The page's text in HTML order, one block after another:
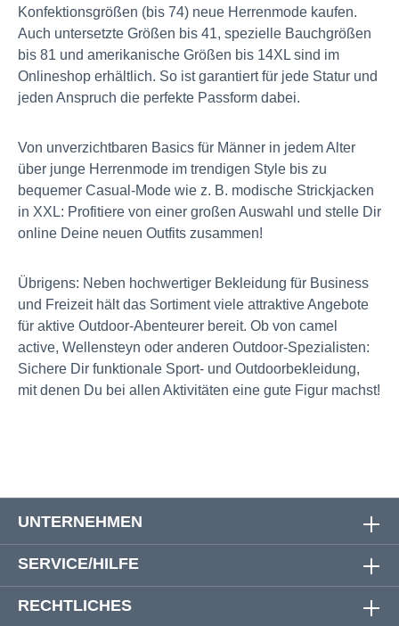
Konfektionsgrößen (bis 74) neue Herrenmode kaufen.
Auch untersetzte Größen bis 41, spezielle Bauchgrößen
bis 81 und amerikanische Größen bis 14XL sind im
Onlineshop erhältlich. So ist garantiert für jede Statur und
jeden Anspruch die perfekte Passform dabei.
Von unverzichtbaren Basics für Männer in jedem Alter
über junge Herrenmode im trendigen Style bis zu
bequemer Casual-Mode wie z. B. modische Strickjacken
in XXL: Profitiere von einer großen Auswahl und stelle Dir
online Deine neuen Outfits zusammen!
Übrigens: Neben hochwertiger Bekleidung für Business
und Freizeit hält das Sortiment viele attraktive Angebote
für aktive Outdoor-Abenteurer bereit. Ob von camel
active, Wellensteyn oder anderen Outdoor-Spezialisten:
Sichere Dir funktionale Sport- und Outdoorbekleidung,
mit denen Du bei allen Aktivitäten eine gute Figur machst!
UNTERNEHMEN
SERVICE/HILFE
RECHTLICHES